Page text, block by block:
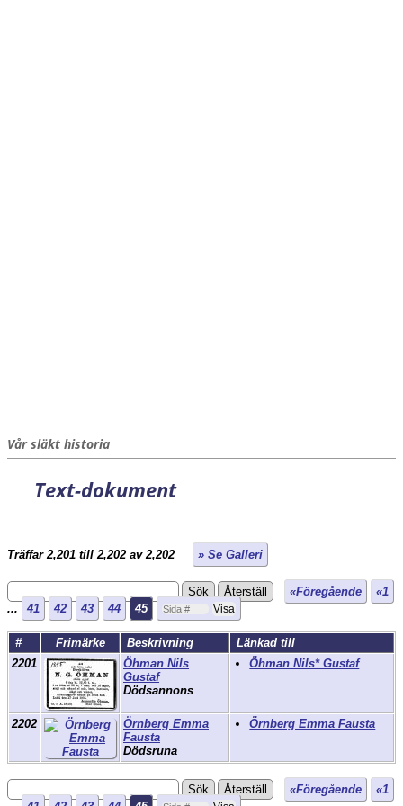
Vår släkt historia
Text-dokument
Träffar 2,201 till 2,202 av 2,202 » Se Galleri
«Föregående
«1
...
41 42 43 44 45
# Frimärke Beskrivning
Länkad till
2201
Öhman Nils
Gustaf
Dödsannons
Öhman Nils* Gustaf
2202
Örnberg Emma
Fausta
Dödsruna
Örnberg Emma Fausta
«Föregående
«1